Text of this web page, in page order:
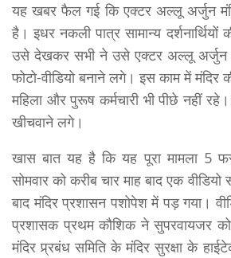
यह खबर फैल गई कि एक्टर अल्लू अर्जुन
है। इधर नकली पात्र सामान्य दर्शनार्थियों
उसे देखकर सभी ने उसे एक्टर अल्लू
फोटो-वीडियो बनाने लगे। इस काम में मंदिर
महिला और पुरूष कर्मचारी भी पीछे नहीं
खीचवाने लगे।
खास बात यह है कि यह पूरा मामला 5
सोमवार को करीब चार माह बाद एक
बाद मंदिर प्रशासन पशोपेश में पड़ गया।
प्रशासक प्रथम कौशिक ने सुपरवायजर को
मंदिर प्र्रबंध समिति के मंदिर सुरक्षा के